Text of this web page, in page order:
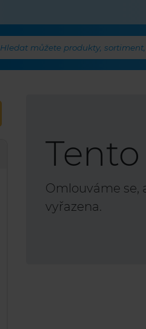
Hledat můžete produkty, sortiment,
Omlouváme se,
vyřazena.